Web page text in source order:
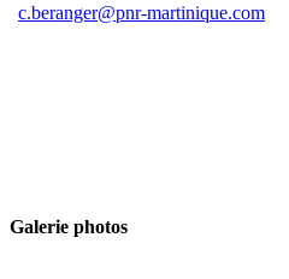
c.beranger@pnr-martinique.com
Galerie photos